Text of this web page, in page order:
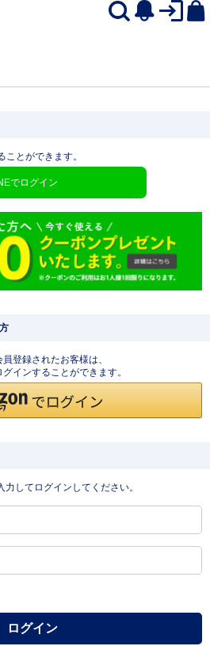
ことができます。
でログイン
登録されたお客様は、
インすることができます。
してログインしてください。